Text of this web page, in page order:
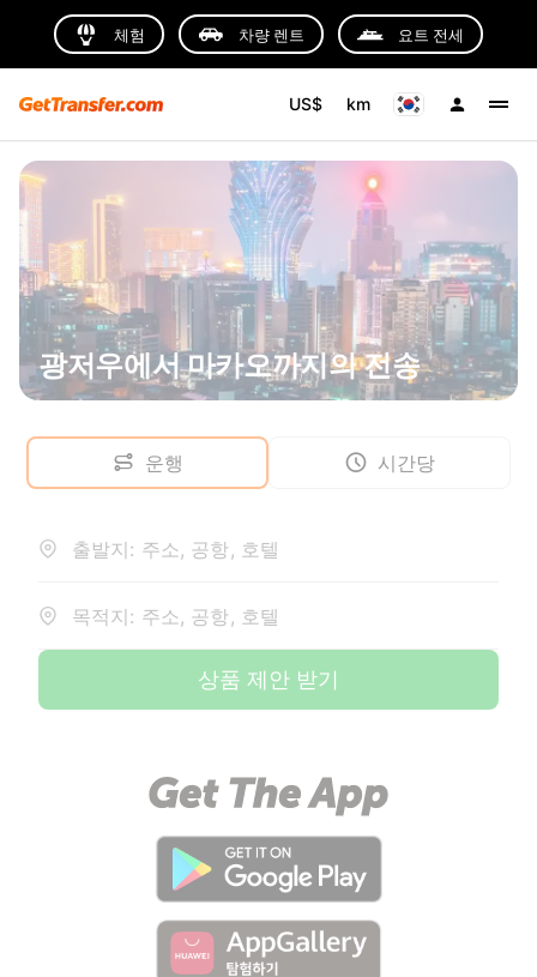
체험 차량 렌트 요트 전세
US$ km
광저우에서 마카오까지의 전송
운행 시간당
출발지: 주소, 공항, 호텔
목적지: 주소, 공항, 호텔
상품 제안 받기